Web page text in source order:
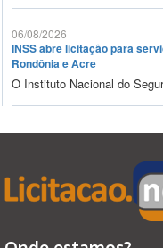
06/08/2026
INSS abre licitação para
Rondônia e Acre
O Instituto Nacional do